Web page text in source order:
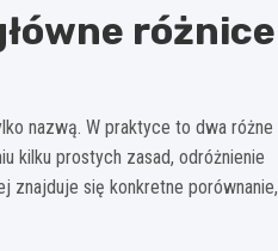
różnice
nazwą. W praktyce to dwa różne
kilku prostych zasad, odróżnienie
znajduje się konkretne porównanie,